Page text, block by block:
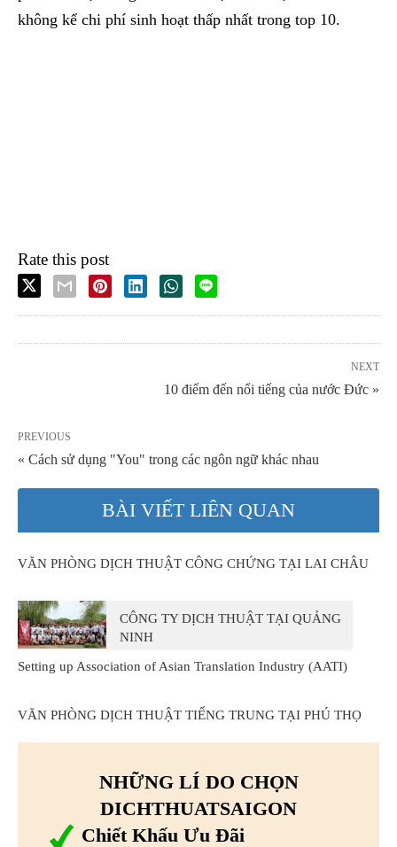
không kể chi phí sinh hoạt thấp nhất trong top 10.
Rate this post
NEXT
10 điểm đến nổi tiếng của nước Đức »
PREVIOUS
« Cách sử dụng "You" trong các ngôn ngữ khác nhau
BÀI VIẾT LIÊN QUAN
VĂN PHÒNG DỊCH THUẬT CÔNG CHỨNG TẠI LAI CHÂU
CÔNG TY DỊCH THUẬT TẠI QUẢNG
NINH
Setting up Association of Asian Translation Industry (AATI)
VĂN PHÒNG DỊCH THUẬT TIẾNG TRUNG TẠI PHÚ THỌ
NHỮNG LÍ DO CHỌN
DICHTHUATSAIGON
Chiết Khấu Ưu Đãi